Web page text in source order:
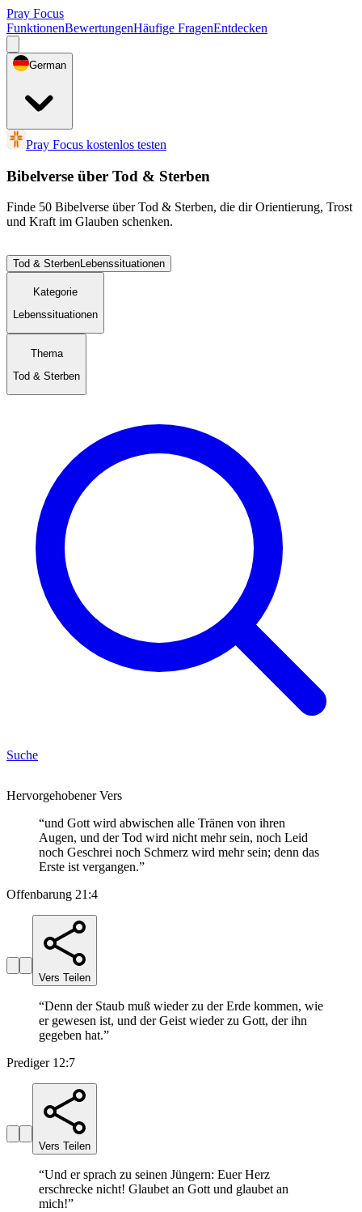
Pray Focus
FunktionenBewertungenHäufige FragenEntdecken
German
Pray Focus kostenlos testen
Bibelverse über Tod & Sterben
Finde 50 Bibelverse über Tod & Sterben, die dir Orientierung, Trost
und Kraft im Glauben schenken.
Tod & SterbenLebenssituationen
Kategorie
Lebenssituationen
Thema
Tod & Sterben
Suche
Hervorgehobener Vers
“und Gott wird abwischen alle Tränen von ihren
Augen, und der Tod wird nicht mehr sein, noch Leid
noch Geschrei noch Schmerz wird mehr sein; denn das
Erste ist vergangen.”
Offenbarung 21:4
Vers Teilen
“Denn der Staub muß wieder zu der Erde kommen, wie
er gewesen ist, und der Geist wieder zu Gott, der ihn
gegeben hat.”
Prediger 12:7
Vers Teilen
“Und er sprach zu seinen Jüngern: Euer Herz
erschrecke nicht! Glaubet an Gott und glaubet an
mich!”